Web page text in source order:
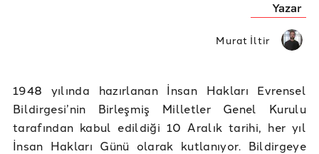
Yazar
Murat İltir
1948 yılında hazırlanan İnsan Hakları Evrensel
Bildirgesi’nin Birleşmiş Milletler Genel Kurulu
tarafından kabul edildiği 10 Aralık tarihi, her yıl
İnsan Hakları Günü olarak kutlanıyor. Bildirgeye